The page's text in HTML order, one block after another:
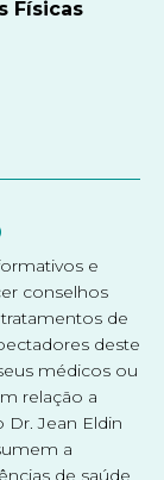
Físicas
e
conselhos
de
deste
médicos ou
relação a
Jean Eldin
a
de saúde